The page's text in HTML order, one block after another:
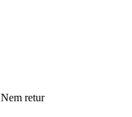
Nem retur